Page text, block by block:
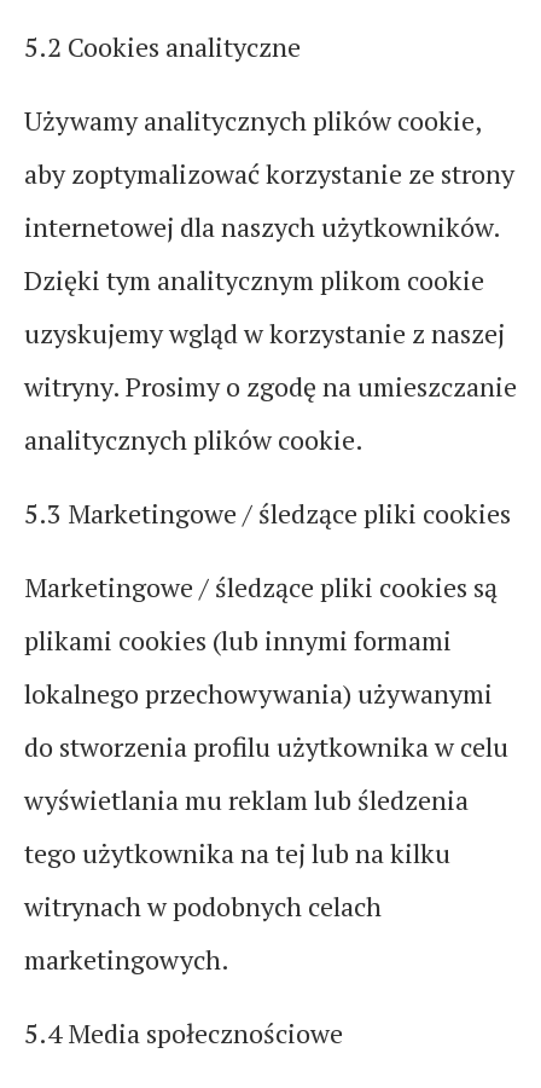
5.2 Cookies analityczne
Używamy analitycznych plików cookie,
aby zoptymalizować korzystanie ze strony
internetowej dla naszych użytkowników.
Dzięki tym analitycznym plikom cookie
uzyskujemy wgląd w korzystanie z naszej
witryny. Prosimy o zgodę na umieszczanie
analitycznych plików cookie.
5.3 Marketingowe / śledzące pliki cookies
Marketingowe / śledzące pliki cookies są
plikami cookies (lub innymi formami
lokalnego przechowywania) używanymi
do stworzenia profilu użytkownika w celu
wyświetlania mu reklam lub śledzenia
tego użytkownika na tej lub na kilku
witrynach w podobnych celach
marketingowych.
5.4 Media społecznościowe